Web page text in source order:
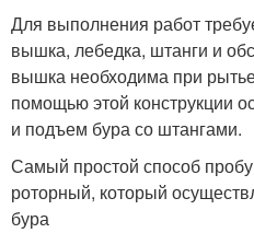
Для выполнения работ
вышка, лебедка, штанги и
вышка необходима при
помощью этой конструкции
и подъем бура со штангами.
Самый простой способ
роторный, который
бура